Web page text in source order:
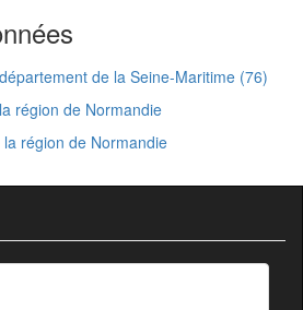
de la Seine-Maritime (76)
région de Normandie
région de Normandie